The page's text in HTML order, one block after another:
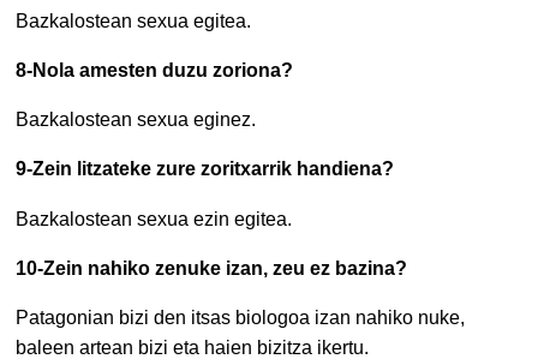
Bazkalostean sexua egitea.
8-Nola amesten duzu zoriona?
Bazkalostean sexua eginez.
9-Zein litzateke zure zoritxarrik handiena?
Bazkalostean sexua ezin egitea.
10-Zein nahiko zenuke izan, zeu ez bazina?
Patagonian bizi den itsas biologoa izan nahiko nuke,
baleen artean bizi eta haien bizitza ikertu.